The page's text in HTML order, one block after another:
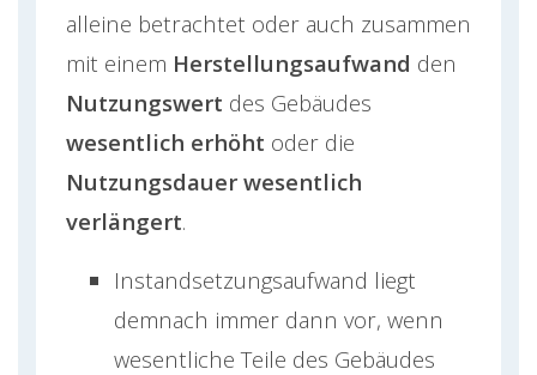
alleine betrachtet oder auch zusammen
mit einem Herstellungsaufwand den
Nutzungswert des Gebäudes
wesentlich erhöht oder die
Nutzungsdauer wesentlich
verlängert.
Instandsetzungsaufwand liegt
demnach immer dann vor, wenn
wesentliche Teile des Gebäudes